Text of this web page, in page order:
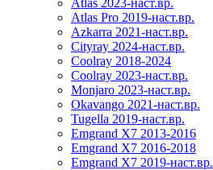
Atlas Pro 2019-наст.вр.
Azkarra 2021-наст.вр.
Cityray 2024-наст.вр.
Coolray 2018-2024
Coolray 2023-наст.вр.
Monjaro 2023-наст.вр.
Okavango 2021-наст.вр.
Tugella 2019-наст.вр.
Emgrand Х7 2013-2016
Emgrand X7 2016-2018
Emgrand X7 2019-наст.вр.